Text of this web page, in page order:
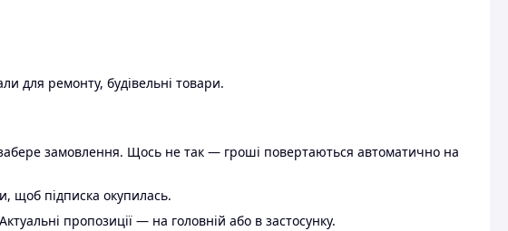
для ремонту, будівельні товари.
замовлення. Щось не так — гроші повертаються автоматично на
щоб підписка окупилась.
пропозиції — на головній або в застосунку.